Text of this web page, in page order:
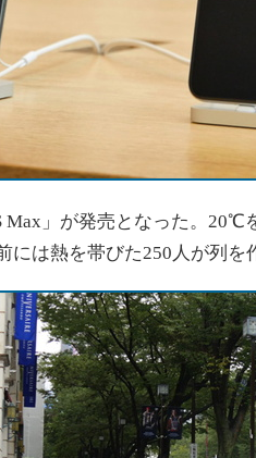
Max」が発売となった。20℃
には熱を帯びた250人が列を